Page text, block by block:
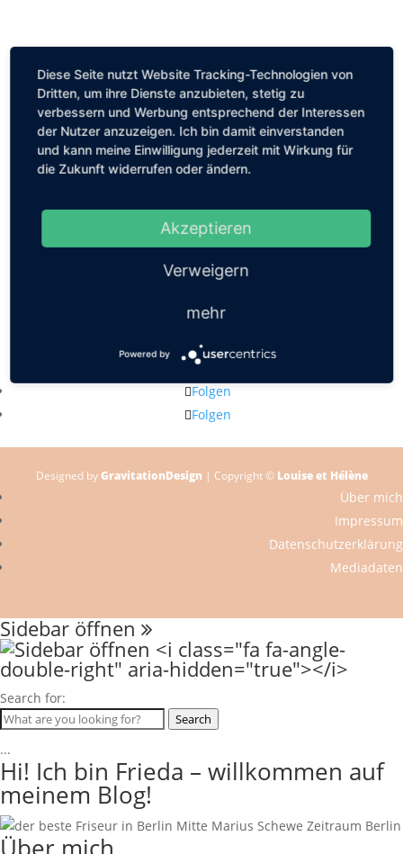
Kastanienallee 56, 10119 Berlin
mail@louiseethelene.de
Folgen
Folgen
Designed byGravitationDesign | Copyright © Louise et Hélène
Über mich
Impressum
Datenschutzerklärung
Mediadaten
Sidebar öffnen
Search for:
Search
...
Hi! Ich bin Frieda – willkommen auf
meinem Blog!
Diese Seite nutzt Website Tracking-Technologien von
Dritten, um ihre Dienste anzubieten, stetig zu
verbessern und Werbung entsprechend der Interessen
der Nutzer anzuzeigen. Ich bin damit einverstanden
und kann meine Einwilligung jederzeit mit Wirkung für
die Zukunft widerrufen oder ändern.
Akzeptieren
Verweigern
mehr
Powered by